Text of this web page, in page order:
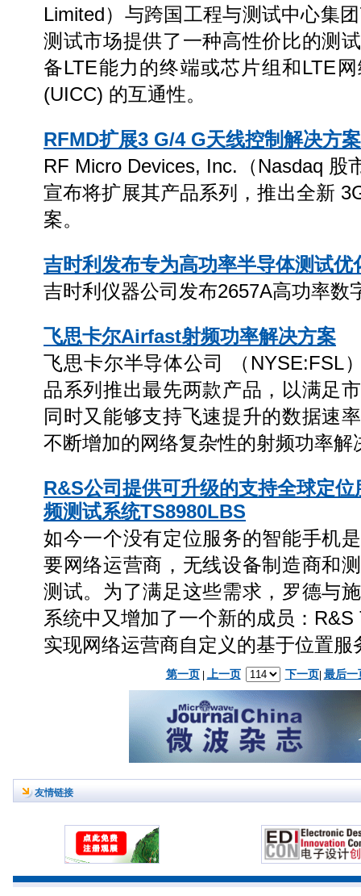
Limited）与跨国工程与测试中心集
测试市场提供了一种高性价比的测
备LTE能力的终端或芯片组和LTE
(UICC) 的互通性。
RFMD扩展3 G/4 G天线控制解决方案
RF Micro Devices, Inc.（Nasdaq 股
宣布将扩展其产品系列，推出全新
案。
吉时利发布专为高功率半导体测试优
吉时利仪器公司发布2657A高功率数
飞思卡尔Airfast射频功率解决方案
飞思卡尔半导体公司 （NYSE:FSL
品系列推出最先两款产品，以满足
同时又能够支持飞速提升的数据速
不断增加的网络复杂性的射频功率解
R&S公司提供可升级的支持全球定
频测试系统TS8980LBS
如今一个没有定位服务的智能手机
要网络运营商，无线设备制造商和
测试。为了满足这些需求，罗德与
系统中又增加了一个新的成员：
实现网络运营商自定义的基于位置服
第一页 上一页 下一页 最后一
友情链接